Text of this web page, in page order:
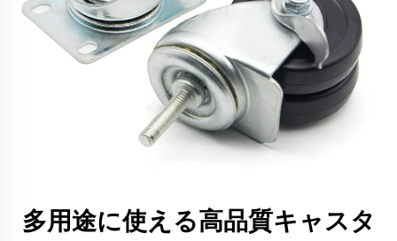
多用途に使える高品質キャスタ